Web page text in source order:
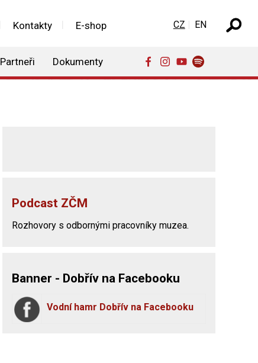
Kontakty E-shop
Partneři Dokumenty
Zvolte jazyk
CZ EN
Podcast ZČM
Rozhovory s odbornými pracovníky muzea.
Banner - Dobřív na Facebooku
Vodní hamr Dobřív na Facebooku